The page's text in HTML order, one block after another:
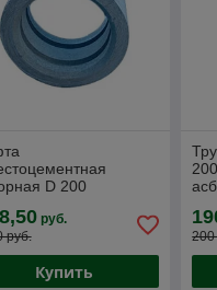
D 200
руб.
руб.
Купить
200